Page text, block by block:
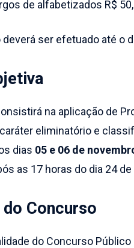
de alfabetizados R$
deverá ser efetuado até o
na aplicação de
eliminatório e
dias 05 e 06 de
as 17 horas do dia 24
Concurso
do Concurso